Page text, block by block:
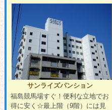
サンライズパンション
福島競馬場すぐ！便利な立地でお
得に安く☆最上階（9階）には見